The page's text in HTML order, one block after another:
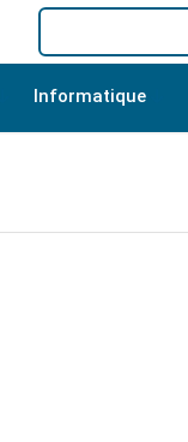
Informatique